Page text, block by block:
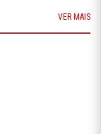
VER MAIS